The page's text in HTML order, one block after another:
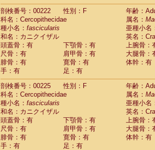
剖検番号：00222
性別：F
年齢：
科名：Cercopithecidae
属名：
種小名： fascicularis
亜種小名
和名：カニクイザル
英名：
頭蓋骨：有
下顎骨：有
上腕骨：
尺骨：有
肩甲骨：有
大腿骨：
腓骨：有
寛骨：有
体幹：有
手：有
足：有
剖検番号：00225
性別：F
年齢：
科名：Cercopithecidae
属名：
種小名： fascicularis
亜種小名
和名：カニクイザル
英名：
頭蓋骨：有
下顎骨：有
上腕骨：
尺骨：有
肩甲骨：有
大腿骨：
腓骨：有
寛骨：有
体幹：有
手：有
足：有